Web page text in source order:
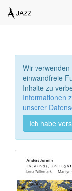
Wir
einwandfreie
Inhalte zu
Informationen
unserer
Ich habe